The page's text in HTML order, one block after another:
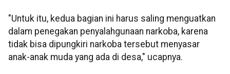
"Untuk itu, kedua bagian ini harus saling menguatkan
dalam penegakan penyalahgunaan narkoba, karena
tidak bisa dipungkiri narkoba tersebut menyasar
anak-anak muda yang ada di desa," ucapnya.